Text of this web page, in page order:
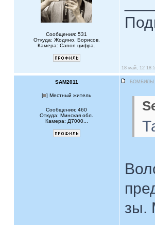
Сообщения: 531
Откуда: Жодино, Борисов.
Камера: Canon цифра.
18 май, 12
SAM2011 БОМБИЛЫ
[ ] Местный житель
Сообщения: 460
Откуда: Минская обл.
Камера: Д7000...
зы.